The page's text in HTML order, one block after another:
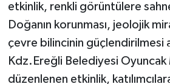
etkinlik, renkli görüntülere
Doğanın korunması, jeolojik
çevre bilincinin güçlendirilmesi
Kdz.Ereğli Belediyesi Oyuncak
düzenlenen etkinlik,